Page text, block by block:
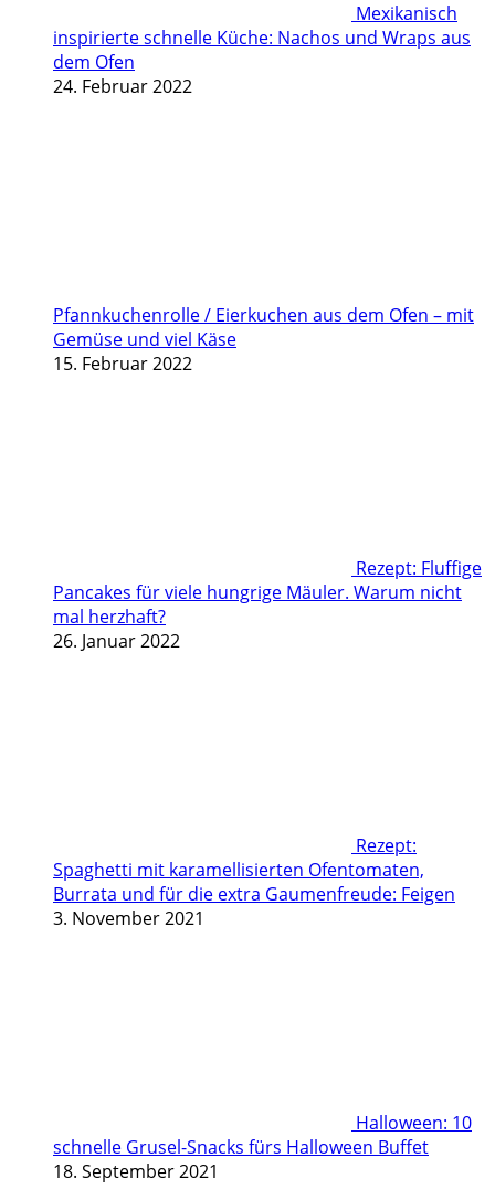
Mexikanisch
inspirierte schnelle Küche: Nachos und Wraps aus
dem Ofen
24. Februar 2022
Pfannkuchenrolle / Eierkuchen aus dem Ofen – mit
Gemüse und viel Käse
15. Februar 2022
Rezept: Fluffige
Pancakes für viele hungrige Mäuler. Warum nicht
mal herzhaft?
26. Januar 2022
Rezept:
Spaghetti mit karamellisierten Ofentomaten,
Burrata und für die extra Gaumenfreude: Feigen
3. November 2021
Halloween: 10
schnelle Grusel-Snacks fürs Halloween Buffet
18. September 2021